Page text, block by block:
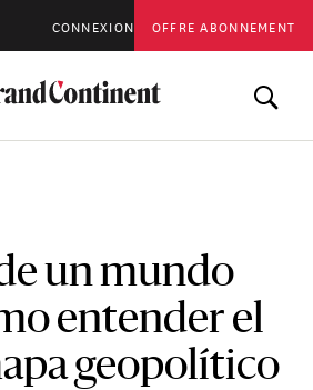
CONNEXION OFFRE ABONNEMENT
un mundo
entender el
geopolítico